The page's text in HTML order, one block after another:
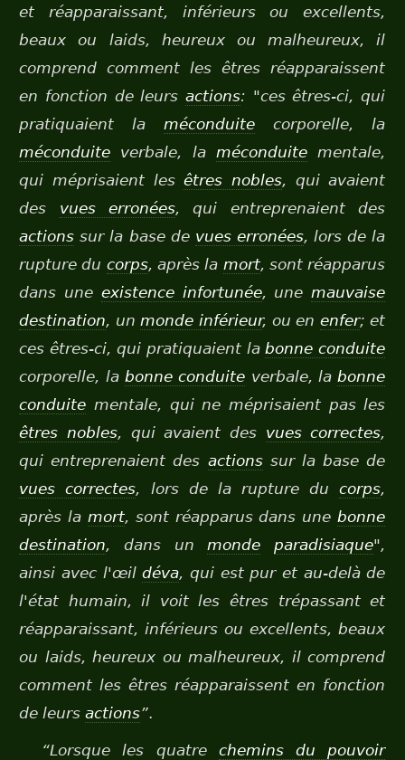
et réapparaissant, inférieurs ou excellents,
beaux ou laids, heureux ou malheureux, il
comprend comment les êtres réapparaissent
en fonction de leursactions: "ces êtres-ci, qui
pratiquaient laméconduite corporelle, la
méconduite verbale, la méconduitementale,
qui méprisaient lesêtres nobles, qui avaient
des vues erronées, qui entreprenaient des
actions sur la base de vues erronées, lors de la
rupture du corps, après la mort, sont réapparus
dans une existence infortunée, unemauvaise
destination, unmonde inférieur, ou en enfer; et
ces êtres-ci, qui pratiquaient labonne conduite
corporelle, la bonne conduite verbale, labonne
conduite mentale, qui ne méprisaient pas les
êtres nobles, qui avaient des vues correctes,
qui entreprenaient des actionssur la base de
vues correctes, lors de la rupture ducorps,
après la mort, sont réapparus dans unebonne
destination, dans unmonde paradisiaque",
ainsi avec l'œildéva, qui est pur et au-delà de
l'état humain, il voit les êtres trépassant et
réapparaissant, inférieurs ou excellents, beaux
ou laids, heureux ou malheureux, il comprend
comment les êtres réapparaissent en fonction
de leursactions”.
“Lorsque les quatre chemins du pouvoir